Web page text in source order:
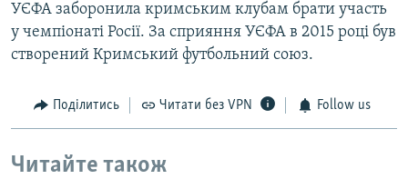
УЄФА заборонила кримським клубам брати участь
у чемпіонаті Росії. За сприяння УЄФА в 2015 році був
створений Кримський футбольний союз.
Поділитись Читати без VPN Follow us
Читайте також